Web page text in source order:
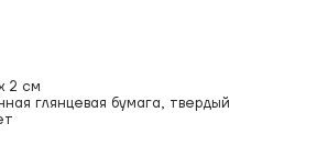
2 см
глянцевая бумага, твердый